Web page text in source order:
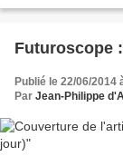
Futuroscope
Publié le 22/06/2014
Par Jean-Philippe